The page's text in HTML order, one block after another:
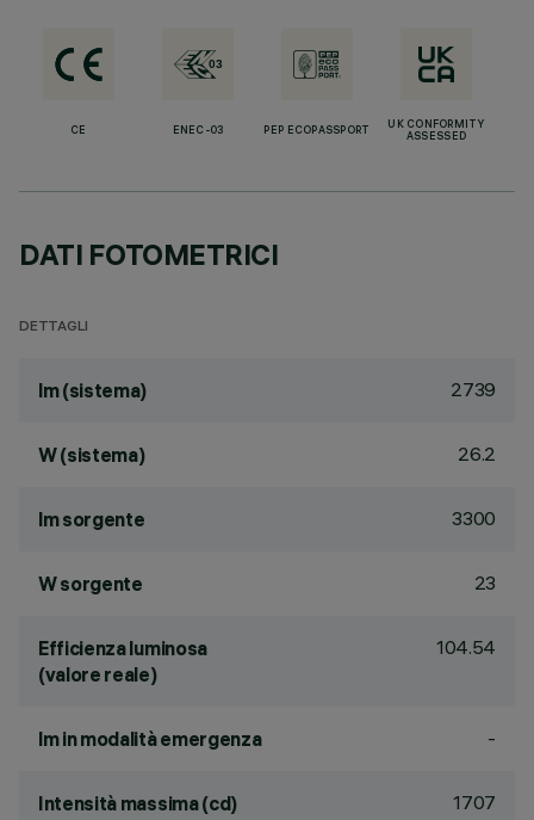
CE ENEC-03 PEP ECOPASSPORT
UK CONFORMITY
ASSESSED
DATI FOTOMETRICI
DETTAGLI
lm (sistema) 2739
W (sistema) 26.2
lm sorgente 3300
W sorgente 23
Efficienza luminosa
(valore reale)
104.54
lm in modalità emergenza -
Intensità massima (cd) 1707